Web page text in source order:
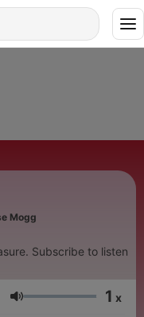
Mogg
Subscribe to listen
ระดับเสียง 1 x